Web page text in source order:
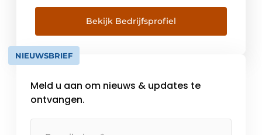
gedrevenheid zetten wij ruwe grondstoffen
om in innovatieve en duurzame
vezelcement producten voor gevels,
interieurs en tuinen. Het hoofdkantoor van
de Swisspearl Group bevindt zich […]
Bekijk Bedrijfsprofiel
NIEUWSBRIEF
Meld u aan om nieuws & updates te
ontvangen.